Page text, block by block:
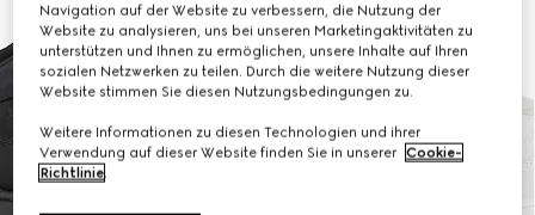
Navigation auf der Website zu verbessern, die Nutzung der
Website zu analysieren, uns bei unseren Marketingaktivitäten zu
unterstützen und Ihnen zu ermöglichen, unsere Inhalte auf Ihren
sozialen Netzwerken zu teilen. Durch die weitere Nutzung dieser
Website stimmen Sie diesen Nutzungsbedingungen zu.
Weitere Informationen zu diesen Technologien und ihrer
Verwendung auf dieser Website finden Sie in unserer Cookie-
Richtlinie.